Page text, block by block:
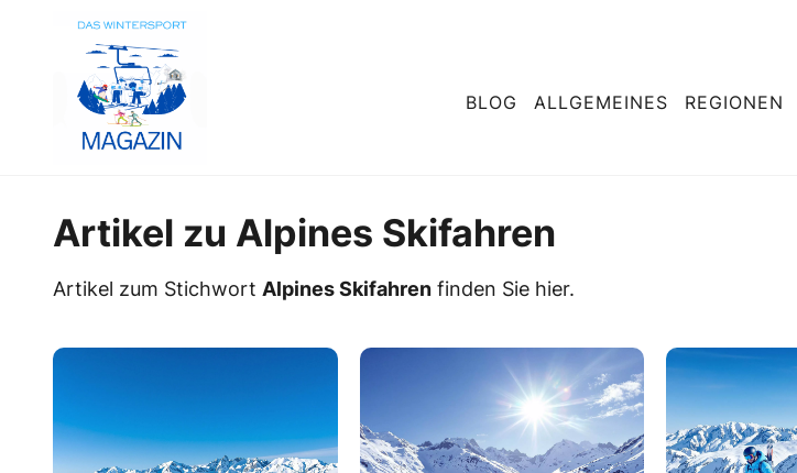
BLOG ALLGEMEINES REGIONEN
Artikel zu Alpines Skifahren
Artikel zum Stichwort Alpines Skifahren finden Sie hier.